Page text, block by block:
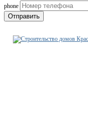
phone
Отправить